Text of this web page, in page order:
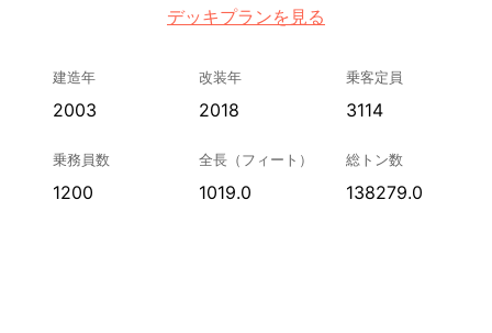
デッキプランを見る
建造年
2003
改装年
2018
乗客定員
3114
乗務員数
1200
全長（フィート）
1019.0
総トン数
138279.0